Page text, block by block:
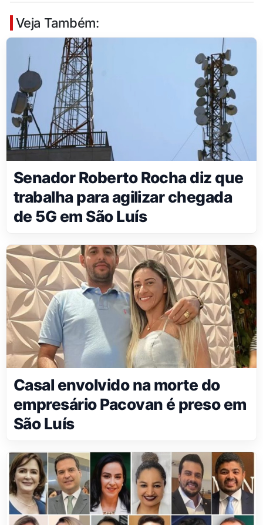
Veja Também:
Senador Roberto Rocha diz que
trabalha para agilizar chegada
de 5G em São Luís
Casal envolvido na morte do
empresário Pacovan é preso em
São Luís